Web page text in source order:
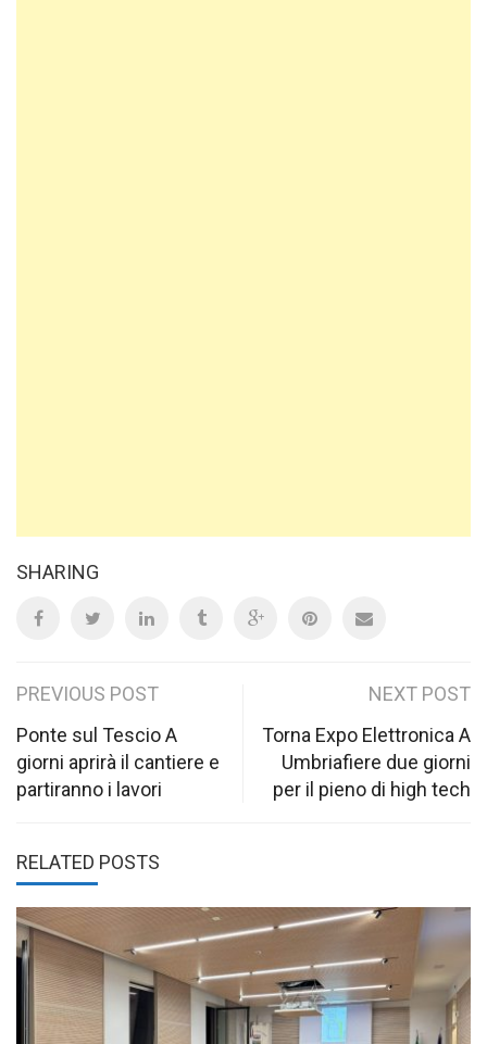
SHARING
Post
navigation
PREVIOUS POST
Ponte sul Tescio A
giorni aprirà il cantiere e
partiranno i lavori
NEXT POST
Torna Expo Elettronica A
Umbriafiere due giorni
per il pieno di high tech
RELATED POSTS